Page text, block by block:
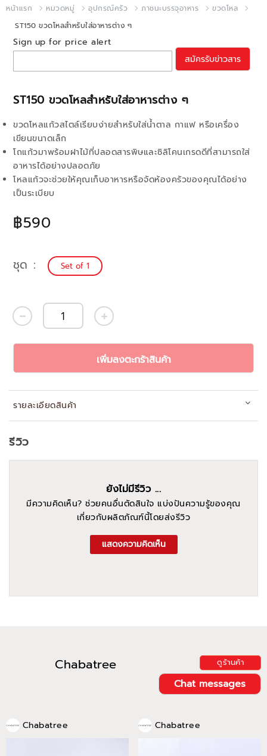
หน้าแรก หมวดหมู่ อุปกรณ์ครัว ภาชนะบรรจุอาหาร
ขวดโหล
ST150 ขวดโหลสำหรับใส่อาหารต่าง ๆ
ST150 ขวดโหลสำหรับใส่อาหารต่าง ๆ
฿590
ขวดโหลแก้วสไตล์เรียบง่ายสำหรับใส่น้ำตาล กาแฟ หรือเครื่อง
เขียนขนาดเล็ก
โถแก้วมาพร้อมฝาไม้ที่ปลอดสารพิษและซิลิโคนเกรดดีที่สามารถใส่
อาหารได้อย่างปลอดภัย
โหลแก้วจะช่วยให้คุณเก็บอาหารหรือจัดห้องครัวของคุณได้อย่าง
เป็นระเบียบ
Sign up for price alert
สมัครรับข่าวสาร
ชุด Set of 1
เพิ่มลงตะกร้าสินค้า
รายละเอียดสินค้า
Chabatree ดูร้านค้า
Chat messages
Chabatree Chabatree
รีวิว
ยังไม่มีรีวิว ...
มีความคิดเห็น? ช่วยคนอื่นตัดสินใจ แบ่งปันความรู้ของคุณ
เกี่ยวกับผลิตภัณฑ์นี้โดยส่งรีวิว
แสดงความคิดเห็น